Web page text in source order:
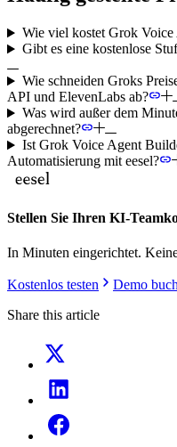
Wie viel kostet Grok
Gibt es eine kostenlose
Wie schneiden Groks
API und ElevenLabs ab?
Was wird außer dem
abgerechnet?
Ist Grok Voice Agent
Automatisierung mit eesel?
Stellen Sie Ihren KI-
In Minuten eingerichtet.
Kostenlos testen
Demo
Share this article